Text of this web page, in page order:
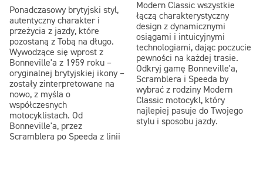
Ponadczasowy brytyjski styl,
autentyczny charakter i
przeżycia z jazdy, które
pozostaną z Tobą na długo.
Wywodzące się wprost z
Bonneville'a z 1959 roku –
oryginalnej brytyjskiej ikony –
zostały zinterpretowane na
nowo, z myśla o
współczesnych
motocyklistach. Od
Bonneville'a, przez
Scramblera po Speeda z linii
Modern Classic wszystkie
łączą charakterystyczny
design z dynamicznymi
osiągami i intuicyjnymi
technologiami, dając poczucie
pewności na każdej trasie.
Odkryj gamę Bonneville'a,
Scramblera i Speeda by
wybrać z rodziny Modern
Classic motocykl, który
najlepiej pasuje do Twojego
stylu i sposobu jazdy.